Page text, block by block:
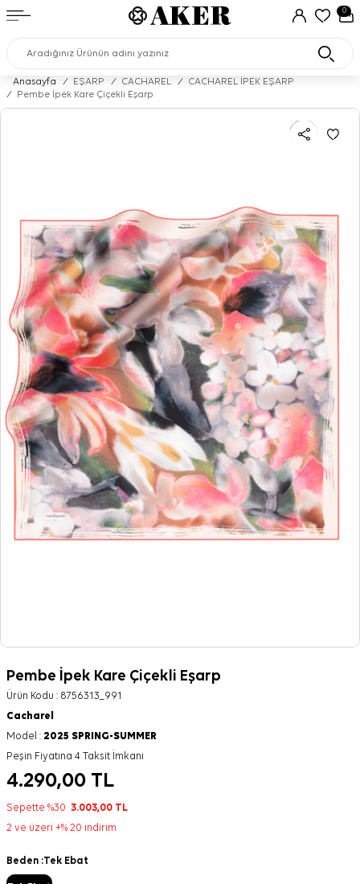
0
Anasayfa / EŞARP / CACHAREL /
CACHAREL İPEK EŞARP
/
Pembe İpek Kare Çiçekli Eşarp
Pembe İpek Kare Çiçekli Eşarp
Ürün Kodu : 8756313_991
Cacharel
Model : 2025 SPRING-SUMMER
Peşin Fiyatına 4 Taksit İmkanı
4.290,00 TL
Sepette %30 3.003,00 TL
2 ve üzeri +% 20 indirim
Beden :Tek Ebat